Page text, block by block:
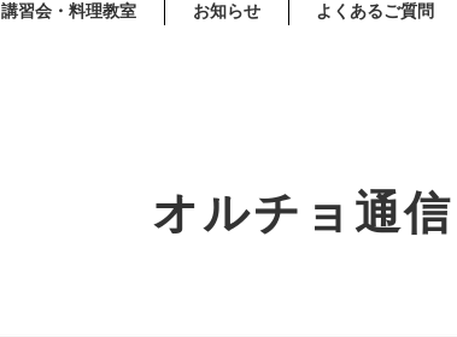
講習会・料理教室 お知らせ よくあるご質問
オルチョ通信